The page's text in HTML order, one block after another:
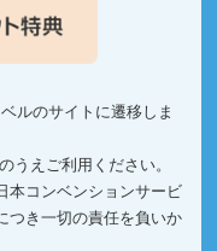
ルのサイトに遷移しま
うえご利用ください。
本コンベンションサービ
つき一切の責任を負いか